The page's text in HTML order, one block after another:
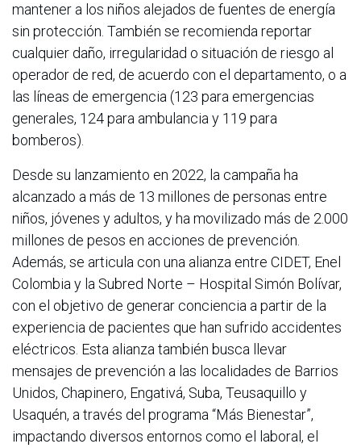
mantener a los niños alejados de fuentes de energía
sin protección. También se recomienda reportar
cualquier daño, irregularidad o situación de riesgo al
operador de red, de acuerdo con el departamento, o a
las líneas de emergencia (123 para emergencias
generales, 124 para ambulancia y 119 para
bomberos).
Desde su lanzamiento en 2022, la campaña ha
alcanzado a más de 13 millones de personas entre
niños, jóvenes y adultos, y ha movilizado más de 2.000
millones de pesos en acciones de prevención.
Además, se articula con una alianza entre CIDET, Enel
Colombia y la Subred Norte – Hospital Simón Bolívar,
con el objetivo de generar conciencia a partir de la
experiencia de pacientes que han sufrido accidentes
eléctricos. Esta alianza también busca llevar
mensajes de prevención a las localidades de Barrios
Unidos, Chapinero, Engativá, Suba, Teusaquillo y
Usaquén, a través del programa “Más Bienestar”,
impactando diversos entornos como el laboral, el